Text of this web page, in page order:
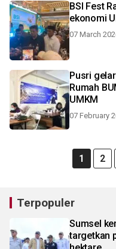
BSI Fest
ekonomi
07 March
Pusri
Rumah
UMKM
07 February
1 2
Terpopuler
Sumsel
targetkan